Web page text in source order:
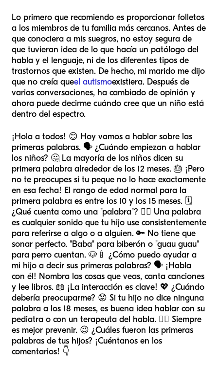
Lo primero que recomiendo es proporcionar folletos
a los miembros de tu familia más cercanos. Antes de
que conociera a mis suegros, no estoy segura de
que tuvieran idea de lo que hacía un patólogo del
habla y el lenguaje, ni de los diferentes tipos de
trastornos que existen. De hecho, mi marido me dijo
que no creía queel autismoexistiera. Después de
varias conversaciones, ha cambiado de opinión y
ahora puede decirme cuándo cree que un niño está
dentro del espectro.
¡Hola a todos! 😊 Hoy vamos a hablar sobre las
primeras palabras. 🗣️ ¿Cuándo empiezan a hablar
los niños? 🤔 La mayoría de los niños dicen su
primera palabra alrededor de los 12 meses. 🎂 ¡Pero
no te preocupes si tu peque no lo hace exactamente
en esa fecha! El rango de edad normal para la
primera palabra es entre los 10 y los 15 meses. 🗓️
¿Qué cuenta como una "palabra"? 🤷‍♀️ Una palabra
es cualquier sonido que tu hijo use consistentemente
para referirse a algo o a alguien. 🔑 No tiene que
sonar perfecto. "Baba" para biberón o "guau guau"
para perro cuentan. 🐶🍼 ¿Cómo puedo ayudar a
mi hijo a decir sus primeras palabras? 🗣️ ¡Habla
con él! Nombra las cosas que veas, canta canciones
y lee libros. 📖 ¡La interacción es clave! 💖 ¿Cuándo
debería preocuparme? 😟 Si tu hijo no dice ninguna
palabra a los 18 meses, es buena idea hablar con su
pediatra o con un terapeuta del habla. 👩‍⚕️ Siempre
es mejor prevenir. 😉 ¿Cuáles fueron las primeras
palabras de tus hijos? ¡Cuéntanos en los
comentarios! 👇